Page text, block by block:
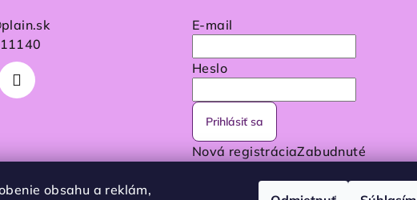
obsahu a reklám,
plain.sk
E-mail
Heslo
Prihlásiť sa
Nová registráciaZabudnuté